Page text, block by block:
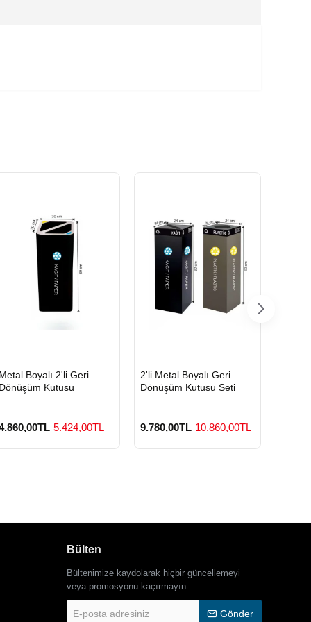
GÖNDERİ
Metal Boyalı 2'li Geri
Dönüşüm Kutusu
5.424,00TL
GÖNDERİ
2'li Metal Boyalı Geri
Dönüşüm Kutusu Seti
9.780,00TL 10.860,00TL
Bülten
Bültenimize kaydolarak hiçbir güncellemeyi
veya promosyonu kaçırmayın.
Gönder